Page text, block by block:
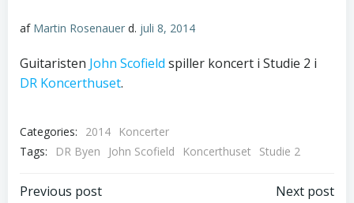
af Martin Rosenauer d. juli 8, 2014
Guitaristen John Scofield spiller koncert i Studie 2 i
DR Koncerthuset.
Categories: 2014
Koncerter
Tags:
DR Byen John Scofield Koncerthuset Studie 2
Previous post Next post